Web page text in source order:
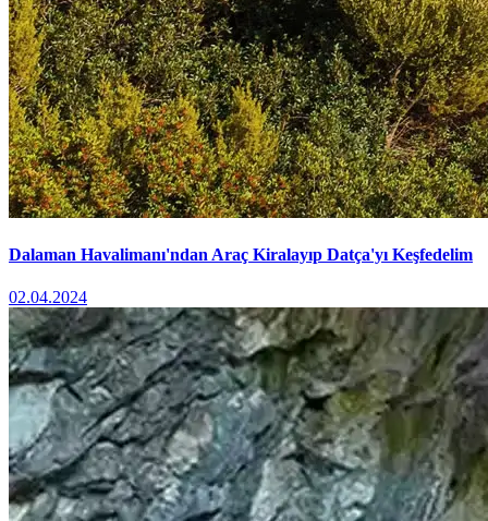
Dalaman Havalimanı'ndan Araç Kiralayıp Datça'yı Keşfedelim
02.04.2024